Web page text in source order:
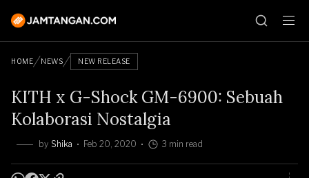
HOME NEWS NEW RELEASE
KITH x G-Shock GM-6900: Sebuah
Kolaborasi Nostalgia
by Shika Feb 20, 2020 3 min read